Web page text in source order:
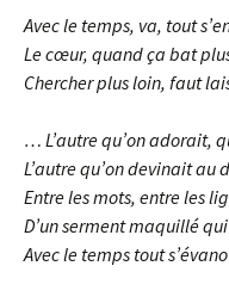
Avec le temps, va, tout
Le cœur, quand ça bat
Chercher plus loin, faut
… L’autre qu’on adorait,
L’autre qu’on devinait au
Entre les mots, entre les
D’un serment maquillé
Avec le temps tout